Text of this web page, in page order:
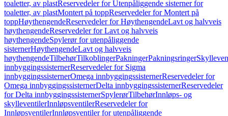
toaletter, av plastReservedeler for Utenpåliggende sisterner for
toaletter, av plastMontert på toppReservedeler for Montert på
toppHøythengendeReservedeler for HøythengendeLavt og halvveis
høythengendeReservedeler for Lavt og halvveis
høythengendeSpylerør for utenpåliggende
sisternerHøythengendeLavt og halvveis
høythengendeTilbehørTilkoblingerPakningerPakningsringer
innbyggingssisternerReservedeler for Sigma
innbyggingssisternerOmega innbyggingssisternerReservedeler for
Omega innbyggingssisternerDelta innbyggingssisternerReservedeler
for Delta innbyggingssisternerSpylerørTilbehørInnløps- og
skylleventilerInnløpsventilerReservedeler for
InnløpsventilerInnløpsventiler for utenpåliggende